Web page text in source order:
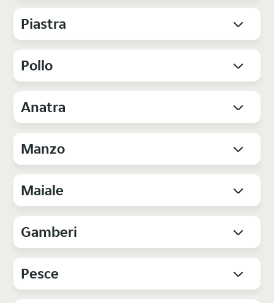
Piastra
Pollo
Anatra
Manzo
Maiale
Gamberi
Pesce